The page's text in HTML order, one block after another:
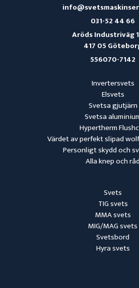
Svets
TIG svets
MMA svets
MIG/MAG svets
Svetsbord
Hyra svets
Invertersvets
Elsvets
Svetsa gjutjärn
Svetsa
Hypertherm
Värdet av perfekt slipad
Personligt skydd och
Alla knep och råd
031-52 44 66
Aröds Industriväg
417 05
556070-7142